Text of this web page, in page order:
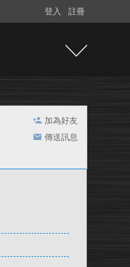
登入 註冊
加為好友
傳送訊息